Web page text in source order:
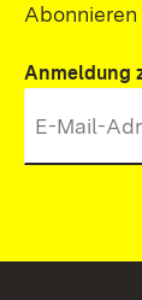
Anmeldung